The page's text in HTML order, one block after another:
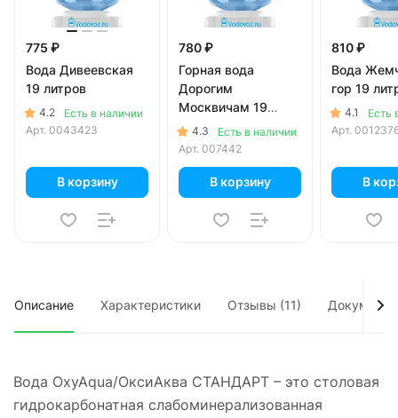
775 ₽
Вода Дивеевская
19 литров
4.2
Есть в наличии
Арт. 0043423
В корзину
780 ₽
Горная вода
Дорогим
Москвичам 19
литров
4.3
Есть в наличии
Арт. 007442
В корзину
810 ₽
Вода
гор 19
4.1
Есть
Арт.
В
Описание Характеристики Отзывы (11) Документы
Вода OxyAqua/ОксиАква СТАНДАРТ – это столовая
гидрокарбонатная слабоминерализованная